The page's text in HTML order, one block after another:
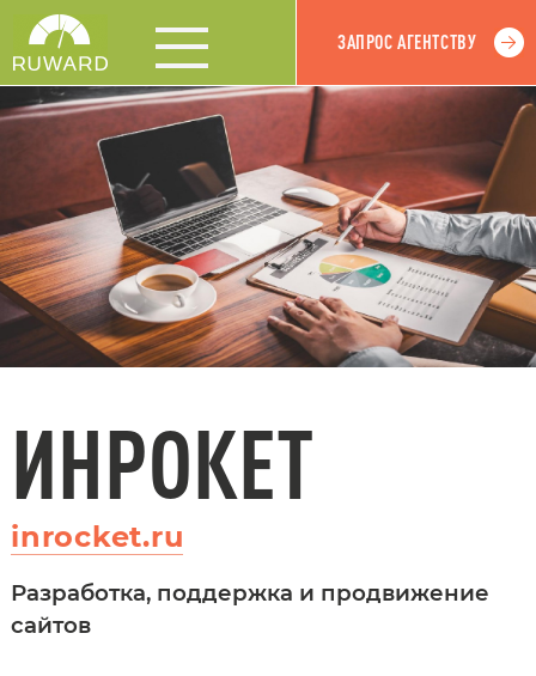
ЗАПРОС АГЕНТСТВУ
ИНРОКЕТ
inrocket.ru
Разработка, поддержка и продвижение
сайтов